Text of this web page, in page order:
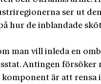
ser ut
hur de inblandade
man vill inleda en
Antingen försöker
komponent är att rensa